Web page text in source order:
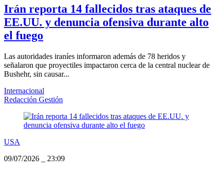
Irán reporta 14 fallecidos tras ataques de
EE.UU. y denuncia ofensiva durante alto
el fuego
Las autoridades iraníes informaron además de 78 heridos y
señalaron que proyectiles impactaron cerca de la central nuclear de
Bushehr, sin causar...
Internacional
Redacción Gestión
USA
09/07/2026
23:09